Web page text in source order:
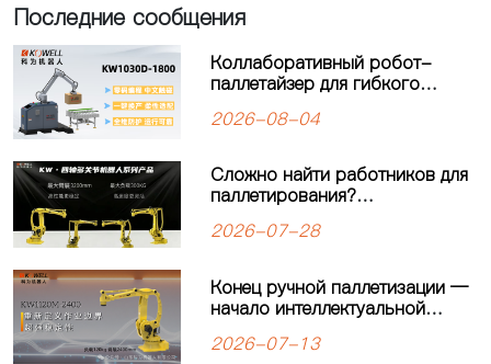
Последние сообщения
Коллаборативный робот-
паллетайзер для гибкого
современных
2026-08-04
Сложно найти работников для
паллетирования?
паллетайзер KEWEI
работу производственной
линии
2026-07-28
Конец ручной паллетизации —
начало интеллектуальной
робот-паллетайзер
2026-07-13